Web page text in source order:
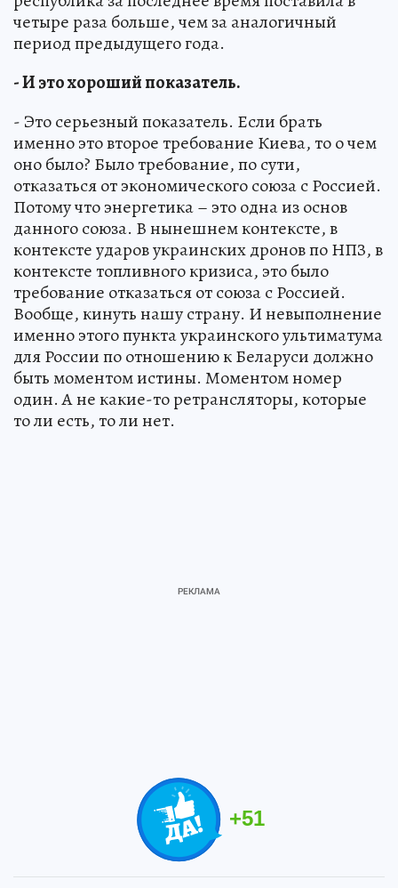
четыре раза больше, чем за аналогичный
период предыдущего года.
- И это хороший показатель.
- Это серьезный показатель. Если брать
именно это второе требование Киева, то о чем
оно было? Было требование, по сути,
отказаться от экономического союза с Россией.
Потому что энергетика – это одна из основ
данного союза. В нынешнем контексте, в
контексте ударов украинских дронов по НПЗ, в
контексте топливного кризиса, это было
требование отказаться от союза с Россией.
Вообще, кинуть нашу страну. И невыполнение
именно этого пункта украинского ультиматума
для России по отношению к Беларуси должно
быть моментом истины. Моментом номер
один. А не какие-то ретрансляторы, которые
то ли есть, то ли нет.
+51